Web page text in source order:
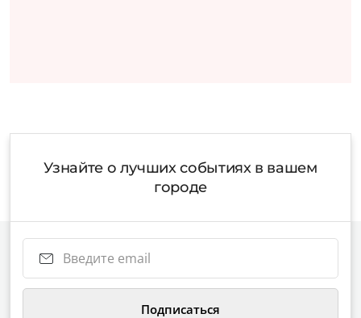
Узнайте о лучших событиях в вашем
городе